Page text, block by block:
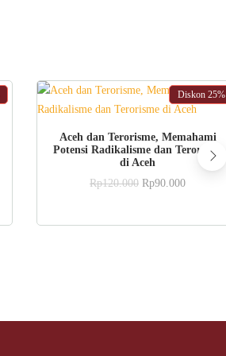
Diskon 25%
ADD TO CART
Aceh dan Terorisme, Memahami
Potensi Radikalisme dan Terorisme
di Aceh
Rp120.000 Original
Rp90.000Current